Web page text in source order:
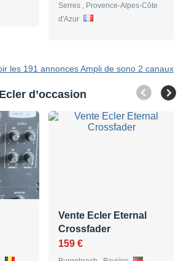
Serres , Provence-Alpes-Côte
d'Azur
les 191 annonces Ampli de sono 2 canaux
d’occasion
Vente Ecler Eternal
Crossfader
159 €